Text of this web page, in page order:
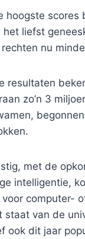
hoogste scores
het liefst
nu
resultaten
zo’n 3
met de
intelligentie,
computer-
staat van de
ook dit jaar